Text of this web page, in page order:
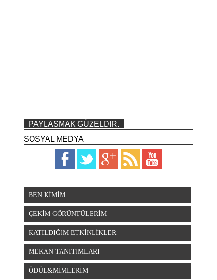
PAYLASMAK GÜZELDIR.
SOSYAL MEDYA
BEN KİMİM
ÇEKİM GÖRÜNTÜLERİM
KATILDIĞIM ETKİNLİKLER
MEKAN TANITIMLARI
ÖDÜL&MİMLERİM